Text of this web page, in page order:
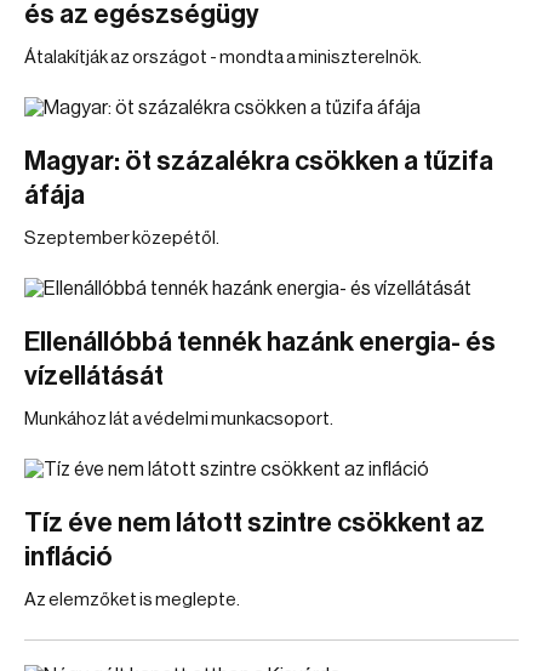
és az egészségügy
Átalakítják az országot - mondta a miniszterelnök.
Magyar: öt százalékra csökken a tűzifa
áfája
Szeptember közepétől.
Ellenállóbbá tennék hazánk energia- és
vízellátását
Munkához lát a védelmi munkacsoport.
Tíz éve nem látott szintre csökkent az
infláció
Az elemzőket is meglepte.